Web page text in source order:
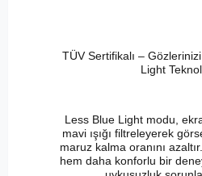
TÜV Sertifikalı –
Light
Less Blue Light modu,
mavi ışığı filtreleyerek
maruz kalma oranını
hem daha konforlu bir